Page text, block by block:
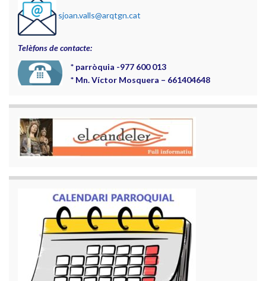
sjoan.valls@arqtgn.cat
Telèfons de contacte:
* parròquia -977 600 013
* Mn. Víctor Mosquera – 661404648